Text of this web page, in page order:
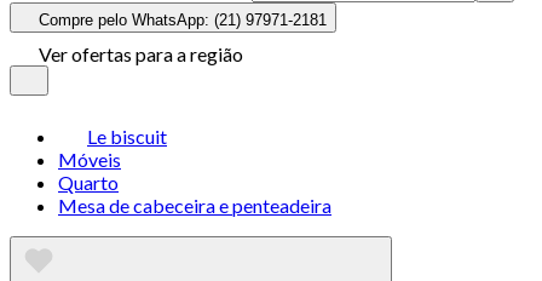
Compre pelo WhatsApp: (21) 97971-2181
Ver ofertas para a região
Le biscuit
Móveis
Quarto
Mesa de cabeceira e penteadeira